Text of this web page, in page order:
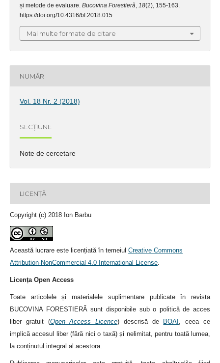
și metode de evaluare. Bucovina Forestieră, 18(2), 155-163.
https://doi.org/10.4316/bf.2018.015
Mai multe formate de citare
NUMĂR
Vol. 18 Nr. 2 (2018)
SECȚIUNE
Note de cercetare
LICENȚĂ
Copyright (c) 2018 Ion Barbu
Această lucrare este licențiată în temeiul Creative Commons
Attribution-NonCommercial 4.0 International License.
Licența Open Access
Toate articolele și materialele suplimentare publicate în revista
BUCOVINA FORESTIERĂ sunt disponibile sub o politică de acces
liber gratuit (Open Access Licence) descrisă de BOAI , ceea ce
implică accesul liber (fără nici o taxă) și nelimitat, pentru toată lumea,
la conținutul integral al acestora.